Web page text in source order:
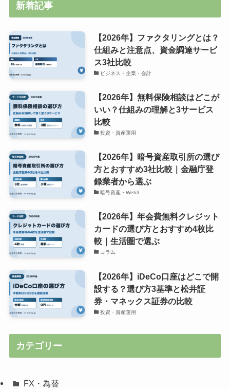
新着記事
【2026年】ファクタリングとは？
仕組みと注意点、資金調達サービ
ス3社比較
ビジネス・企業・会計
【2026年】無料保険相談はどこが
いい？仕組みの理解と3サービス
比較
投資・資産運用
【2026年】暗号資産取引所の選び
方とおすすめ3社比較｜金融庁登
録業者から選ぶ
暗号資産・Web3
【2026年】年会費無料クレジット
カードの選び方とおすすめ4枚比
較｜生活圏で選ぶ
コラム
【2026年】iDeCo口座はどこで開
設する？選び方3基準と松井証
券・マネックス証券の比較
投資・資産運用
カテゴリー
FX・為替